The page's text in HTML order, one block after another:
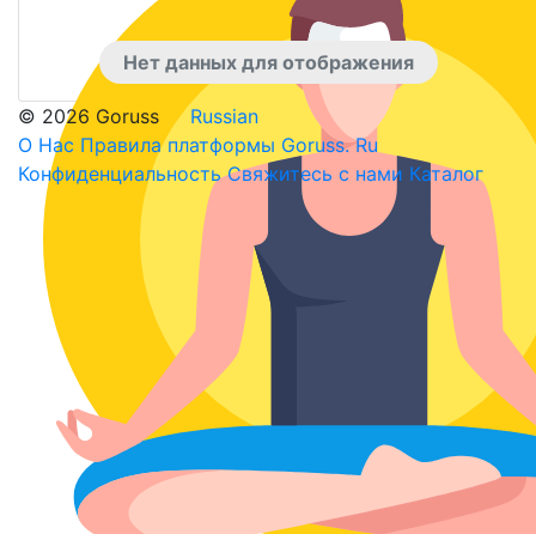
Нет данных для отображения
© 2026 Goruss
Russian
О Нас Правила платформы Goruss. Ru
КонфиденциальностьСвяжитесь с нами Каталог